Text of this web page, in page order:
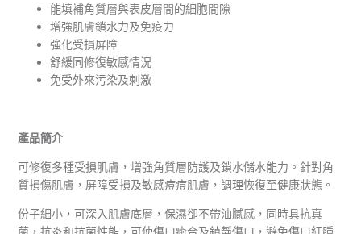
能填補角質層與表皮層間的細胞間隙
增強肌膚鎖水力及免疫力
強化受損屏障
舒緩同修復敏感情況
免受外來污染及刺激
產品簡介
可修復多種受損肌膚，增強角質層防護及鎖水儲水能力。針對角
質損傷肌膚，屏障受損及敏感痘痘肌膚，調理恢復至健康狀態。
份子細小，可深入肌膚底層，保濕卻不帶油膩感，同時具抗真